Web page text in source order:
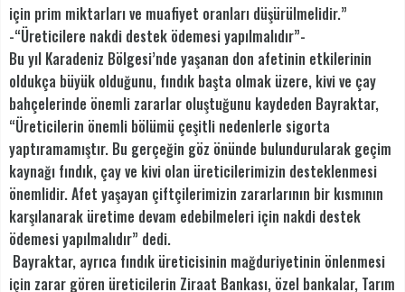
için prim miktarları ve muafiyet oranları düşürülmelidir.”
-“Üreticilere nakdi destek ödemesi yapılmalıdır”-
Bu yıl Karadeniz Bölgesi’nde yaşanan don afetinin etkilerinin
oldukça büyük olduğunu, fındık başta olmak üzere, kivi ve çay
bahçelerinde önemli zararlar oluştuğunu kaydeden Bayraktar,
“Üreticilerin önemli bölümü çeşitli nedenlerle sigorta
yaptıramamıştır. Bu gerçeğin göz önünde bulundurularak geçim
kaynağı fındık, çay ve kivi olan üreticilerimizin desteklenmesi
önemlidir. Afet yaşayan çiftçilerimizin zararlarının bir kısmının
karşılanarak üretime devam edebilmeleri için nakdi destek
ödemesi yapılmalıdır” dedi.
Bayraktar, ayrıca fındık üreticisinin mağduriyetinin önlenmesi
için zarar gören üreticilerin Ziraat Bankası, özel bankalar, Tarım